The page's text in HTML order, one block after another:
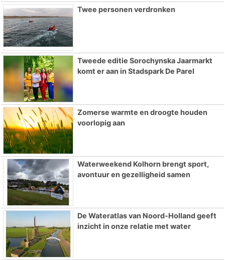
Twee personen verdronken
Tweede editie Sorochynska Jaarmarkt
komt er aan in Stadspark De Parel
Zomerse warmte en droogte houden
voorlopig aan
Waterweekend Kolhorn brengt sport,
avontuur en gezelligheid samen
De Wateratlas van Noord-Holland geeft
inzicht in onze relatie met water